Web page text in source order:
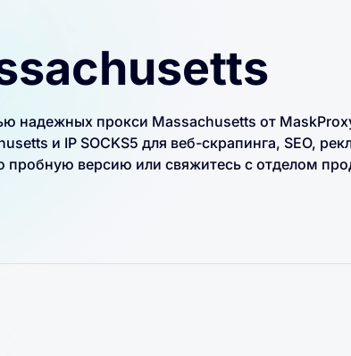
надежных прокси Massachusetts от
и IP SOCKS5 для веб-скрапинга, SEO,
пробную версию или свяжитесь с отделом